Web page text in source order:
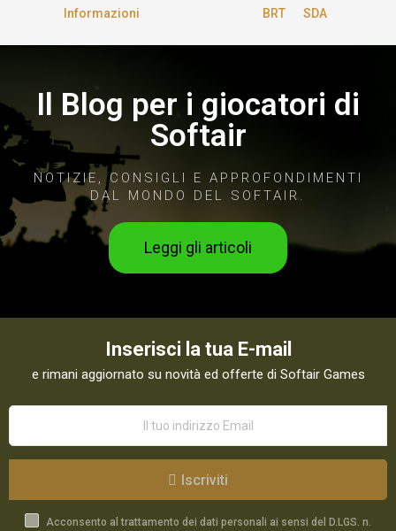
Informazioni BRT SDA
Il Blog per i giocatori di
Softair
NOTIZIE, CONSIGLI E APPROFONDIMENTI
DAL MONDO DEL SOFTAIR.
Leggi gli articoli
Inserisci la tua E-mail
e rimani aggiornato su novità ed offerte di Softair Games
Iscriviti
Acconsento al trattamento dei dati personali ai sensi del D.LGS. n.